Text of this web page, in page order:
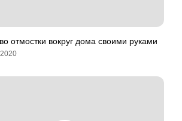
отмостки вокруг дома своими руками